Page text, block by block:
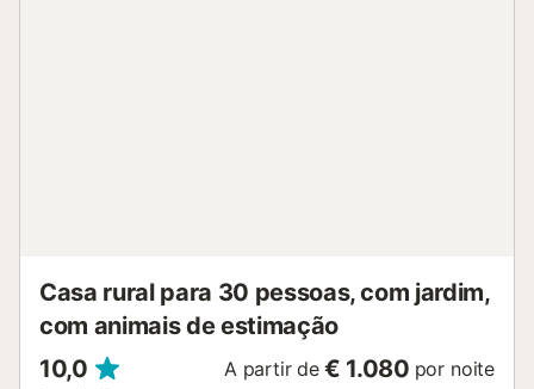
Casa rural para 30 pessoas, com jardim,
com animais de estimação
10,0
A partir de € 1.080 por noite